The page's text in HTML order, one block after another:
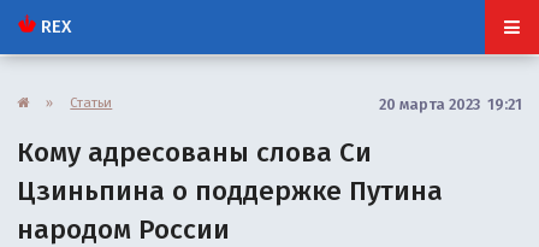
REX
» Статьи 20 марта 2023 19:21
Кому адресованы слова Си
Цзиньпина о поддержке Путина
народом России